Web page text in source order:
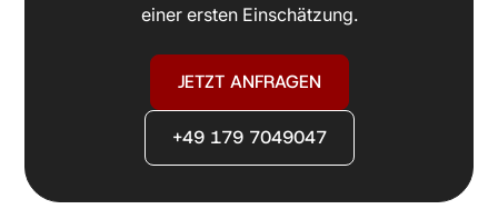
einer ersten Einschätzung.
JETZT ANFRAGEN
+49 179 7049047